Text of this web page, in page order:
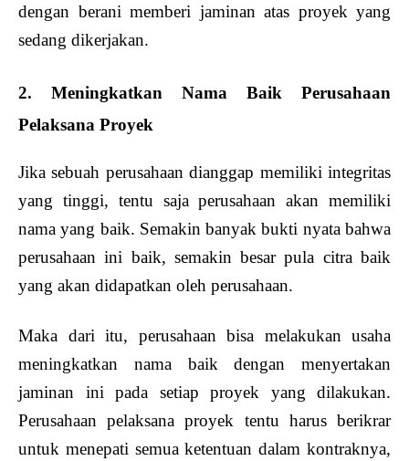
dengan berani memberi jaminan atas proyek yang
sedang dikerjakan.
2. Meningkatkan Nama Baik Perusahaan
Pelaksana Proyek
Jika sebuah perusahaan dianggap memiliki integritas
yang tinggi, tentu saja perusahaan akan memiliki
nama yang baik. Semakin banyak bukti nyata bahwa
perusahaan ini baik, semakin besar pula citra baik
yang akan didapatkan oleh perusahaan.
Maka dari itu, perusahaan bisa melakukan usaha
meningkatkan nama baik dengan menyertakan
jaminan ini pada setiap proyek yang dilakukan.
Perusahaan pelaksana proyek tentu harus berikrar
untuk menepati semua ketentuan dalam kontraknya,